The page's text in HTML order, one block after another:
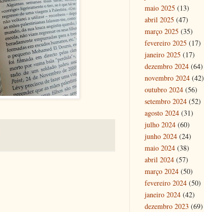
maio 2025 (13)
abril 2025 (47)
março 2025 (35)
fevereiro 2025 (17)
janeiro 2025 (17)
dezembro 2024 (64)
novembro 2024 (42)
outubro 2024 (56)
setembro 2024 (52)
agosto 2024 (31)
julho 2024 (60)
junho 2024 (24)
maio 2024 (38)
abril 2024 (57)
março 2024 (50)
fevereiro 2024 (50)
janeiro 2024 (42)
dezembro 2023 (69)